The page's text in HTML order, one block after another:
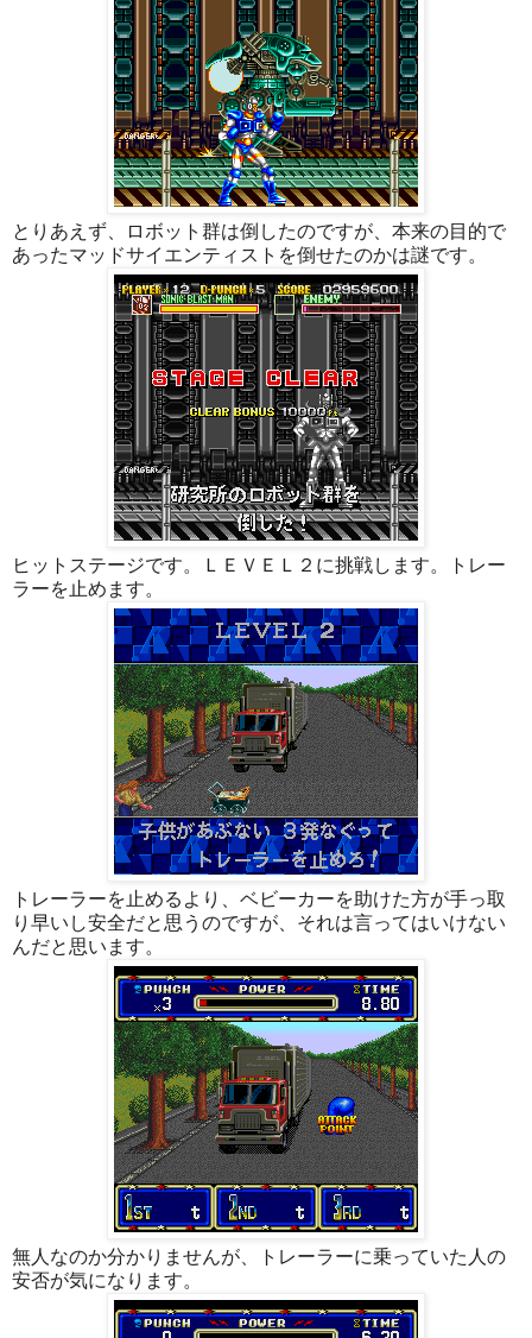
とりあえず、ロボット群は倒したのですが、本来の目的で
あったマッドサイエンティストを倒せたのかは謎です。
ヒットステージです。ＬＥＶＥＬ２に挑戦します。トレー
ラーを止めます。
トレーラーを止めるより、ベビーカーを助けた方が手っ取
り早いし安全だと思うのですが、それは言ってはいけない
んだと思います。
無人なのか分かりませんが、トレーラーに乗っていた人の
安否が気になります。